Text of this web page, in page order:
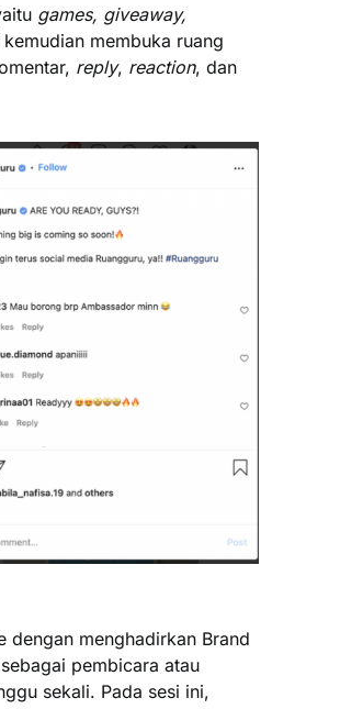
games, giveaway,
membuka ruang
reply, reaction, dan
dengan menghadirkan Brand
pembicara atau
sekali. Pada sesi ini,